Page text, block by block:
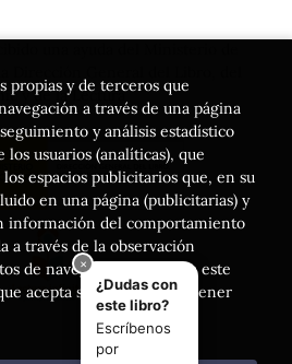
y de la Lectura
propias y de terceros que
a través de una página
y análisis estadístico
usuarios (analíticas), que
espacios publicitarios que, en su
en una página (publicitarias) y
información del comportamiento
a través de la observación
de navegación. Si acepta este
acepta su uso. Puede obtener